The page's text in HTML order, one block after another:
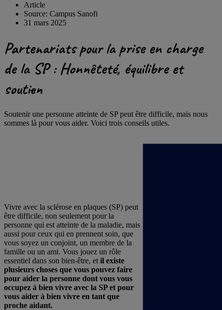
Article
Source: Campus Sanofi
31 mars 2025
Partenariats pour la prise en charge
de la SP : Honnêteté, équilibre et
soutien
Soutenir une personne atteinte de SP peut être difficile, mais nous
sommes là pour vous aider. Voici trois conseils utiles.
Vivre avec la sclérose en plaques (SP) peut
être difficile, non seulement pour la
personne qui est atteinte de la maladie, mais
aussi pour ceux qui en prennent soin, que
vous soyez un conjoint, un membre de la
famille ou un ami. Vous jouez un rôle
essentiel dans son bien-être, et il existe
plusieurs choses que vous pouvez faire
pour aider la personne dont vous vous
occupez à bien vivre avec la SP et pour
vous aider à bien vivre en tant que
proche aidant.